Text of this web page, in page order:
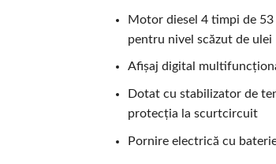
Motor diesel 4 timpi de
pentru nivel scăzut de ulei
Afișaj digital
Dotat cu stabilizator de
protecția la scurtcircuit
Pornire electrică cu